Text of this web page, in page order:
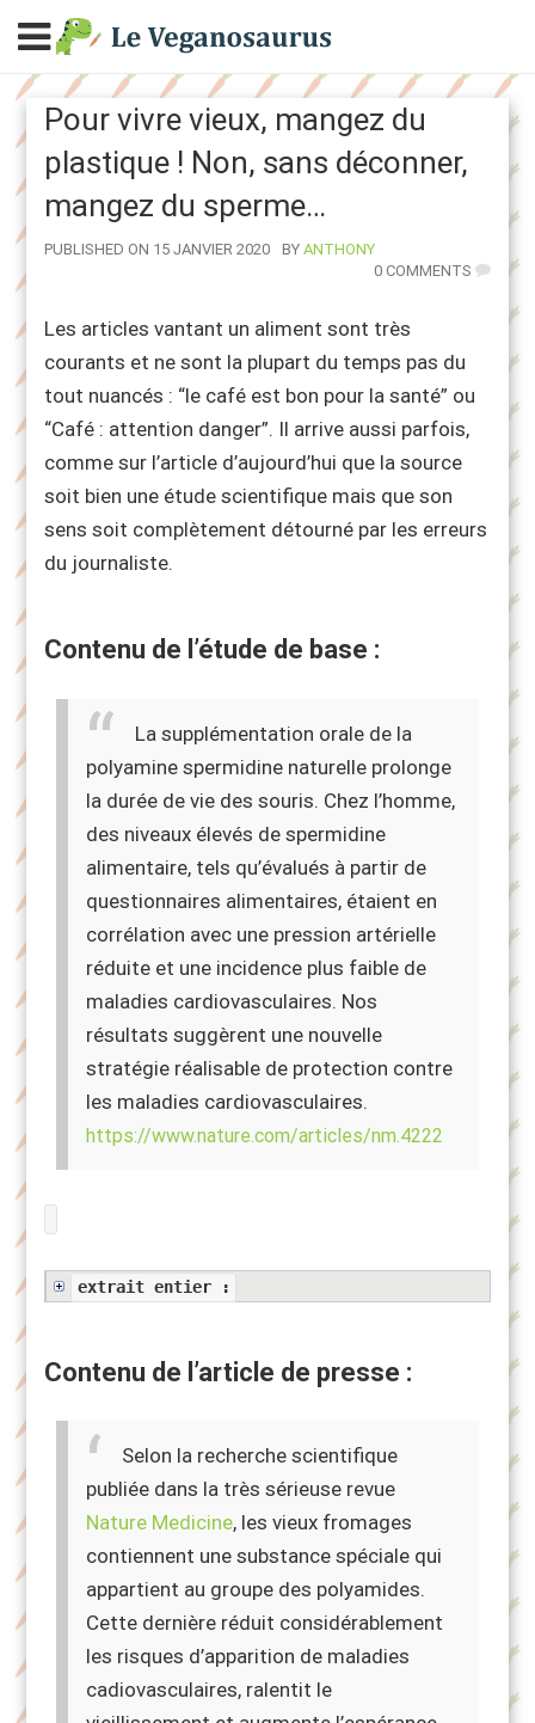
Pour vivre vieux, mangez du
plastique ! Non, sans déconner,
mangez du sperme…
PUBLISHED ON 15 JANVIER 2020 BYAUTHOR
ANTHONY
0 COMMENTS
Les articles vantant un aliment sont très
courants et ne sont la plupart du temps pas du
tout nuancés : “le café est bon pour la santé” ou
“Café : attention danger”. Il arrive aussi parfois,
comme sur l’article d’aujourd’hui que la source
soit bien une étude scientifique mais que son
sens soit complètement détourné par les erreurs
du journaliste.
Contenu de l’étude de base :
La supplémentation orale de la
polyamine spermidine naturelle prolonge
la durée de vie des souris. Chez l’homme,
des niveaux élevés de spermidine
alimentaire, tels qu’évalués à partir de
questionnaires alimentaires, étaient en
corrélation avec une pression artérielle
réduite et une incidence plus faible de
maladies cardiovasculaires. Nos
résultats suggèrent une nouvelle
stratégie réalisable de protection contre
les maladies cardiovasculaires.
https://www.nature.com/articles/nm.4222
extrait entier :
Contenu de l’article de presse :
Selon la recherche scientifique
publiée dans la très sérieuse revue
Nature Medicine, les vieux fromages
contiennent une substance spéciale qui
appartient au groupe des polyamides.
Cette dernière réduit considérablement
les risques d’apparition de maladies
cadiovasculaires, ralentit le